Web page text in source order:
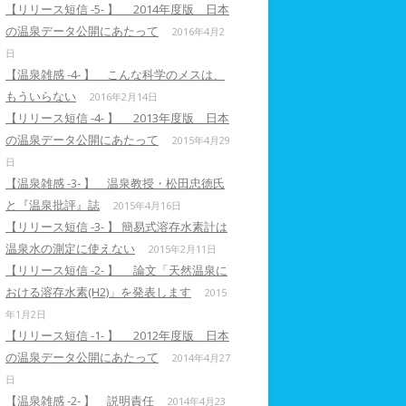
【リリース短信 -5- 】 2014年度版 日本
の温泉データ公開にあたって
2016年4月2
日
【温泉雑感 -4- 】 こんな科学のメスは、
もういらない
2016年2月14日
【リリース短信 -4- 】 2013年度版 日本
の温泉データ公開にあたって
2015年4月29
日
【温泉雑感 -3- 】 温泉教授・松田忠徳氏
と『温泉批評』誌
2015年4月16日
【リリース短信 -3- 】 簡易式溶存水素計は
温泉水の測定に使えない
2015年2月11日
【リリース短信 -2- 】 論文「天然温泉に
おける溶存水素(H2)」を発表します
2015
年1月2日
【リリース短信 -1- 】 2012年度版 日本
の温泉データ公開にあたって
2014年4月27
日
【温泉雑感 -2- 】 説明責任 2014年4月23